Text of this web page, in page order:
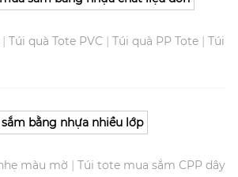
| Túi quà Tote PVC | Túi quà PP Tote | Túi
bằng nhựa nhiều lớp
màu mờ | Túi tote mua sắm CPP dây